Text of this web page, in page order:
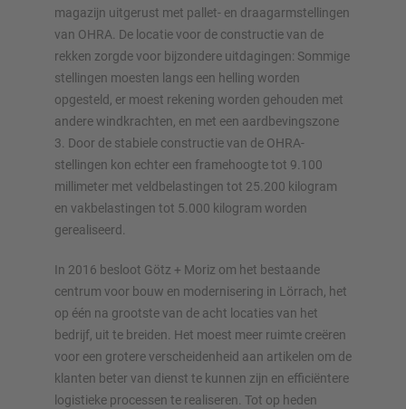
magazijn uitgerust met pallet- en draagarmstellingen
van OHRA. De locatie voor de constructie van de
rekken zorgde voor bijzondere uitdagingen: Sommige
stellingen moesten langs een helling worden
opgesteld, er moest rekening worden gehouden met
andere windkrachten, en met een aardbevingszone
3. Door de stabiele constructie van de OHRA-
stellingen kon echter een framehoogte tot 9.100
millimeter met veldbelastingen tot 25.200 kilogram
en vakbelastingen tot 5.000 kilogram worden
gerealiseerd.
In 2016 besloot Götz + Moriz om het bestaande
centrum voor bouw en modernisering in Lörrach, het
op één na grootste van de acht locaties van het
bedrijf, uit te breiden. Het moest meer ruimte creëren
voor een grotere verscheidenheid aan artikelen om de
klanten beter van dienst te kunnen zijn en efficiëntere
logistieke processen te realiseren. Tot op heden
Palletstellingen
Verrijdbare stellingen
Automatische opslagsystemen
Stellingenhal
Systeemvloeren
Verticale opslag
Plan uw stellingsysteem individueel met onze configurators
Configureer stelling nu